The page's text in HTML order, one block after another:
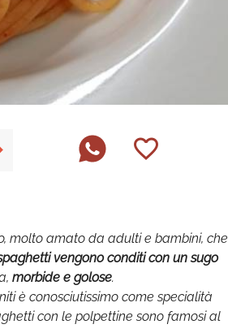
molto amato da adulti e bambini, che
vengono conditi con un sugo
morbide e golose.
è conosciutissimo come specialità
con le polpettine sono famosi al